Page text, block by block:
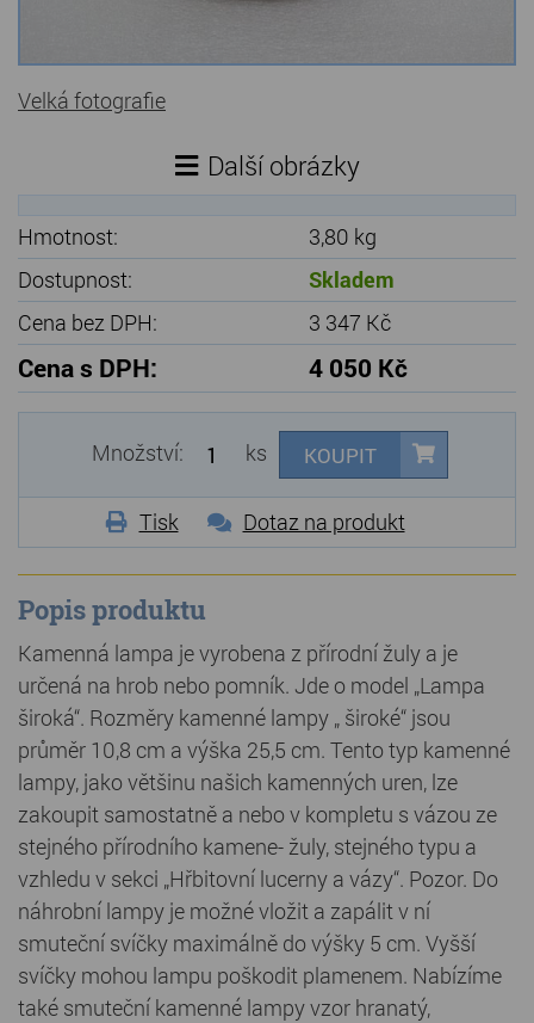
Velká fotografie
Další obrázky
Hmotnost:
3,80 kg
Dostupnost:
Skladem
Cena bez DPH:
3 347 Kč
Cena s DPH: 4 050 Kč
Množství: ks KOUPIT
Tisk Dotaz na produkt
Popis produktu
Kamenná lampa je vyrobena z přírodní žuly a je
určená na hrob nebo pomník. Jde o model „Lampa
široká“. Rozměry kamenné lampy „ široké“ jsou
průměr 10,8 cm a výška 25,5 cm. Tento typ kamenné
lampy, jako většinu našich kamenných uren, lze
zakoupit samostatně a nebo v kompletu s vázou ze
stejného přírodního kamene- žuly, stejného typu a
vzhledu v sekci „Hřbitovní lucerny a vázy“. Pozor. Do
náhrobní lampy je možné vložit a zapálit v ní
smuteční svíčky maximálně do výšky 5 cm. Vyšší
svíčky mohou lampu poškodit plamenem. Nabízíme
také smuteční kamenné lampy vzor hranatý,